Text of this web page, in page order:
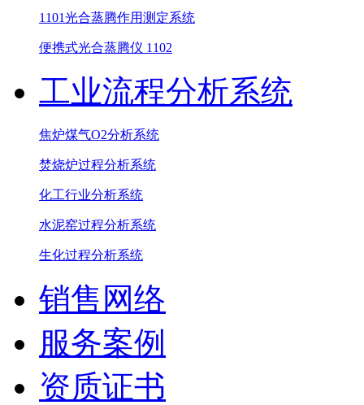
1101光合蒸腾作用测定系统
便携式光合蒸腾仪 1102
工业流程分析系统
焦炉煤气O2分析系统
焚烧炉过程分析系统
化工行业分析系统
水泥窑过程分析系统
生化过程分析系统
销售网络
服务案例
资质证书